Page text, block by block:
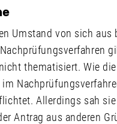
Umstand von sich
thematisiert. Wie
Allerdings sah
Antrag aus anderen